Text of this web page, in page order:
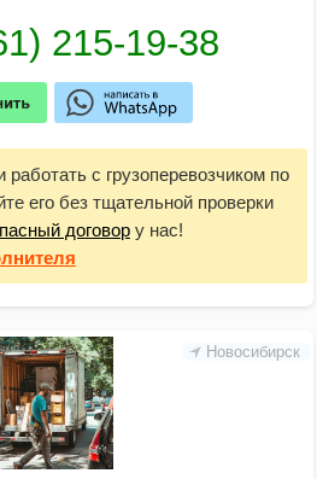
с грузоперевозчиком по
его без тщательной проверки
договор у нас!
Новосибирск